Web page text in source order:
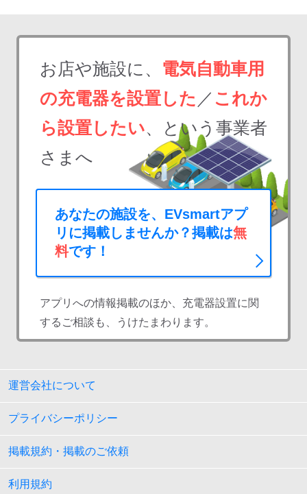
お店や施設に、 電気自動車用
の充電器を設置した ／ これか
ら設置したい、という事業者
さまへ
あなたの施設を、EVsmartアプ
リに掲載しませんか？掲載は無
料です！
アプリへの情報掲載のほか、充電器設置に関
するご相談も、うけたまわります。
運営会社について
プライバシーポリシー
掲載規約・掲載のご依頼
利用規約